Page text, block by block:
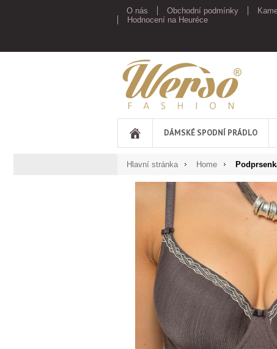
O nás Obchodní podmínky
Hodnocení na Heuréce
Werso
DÁMSKÉ SPODNÍ PRÁDLO
Hlavní stránka Home